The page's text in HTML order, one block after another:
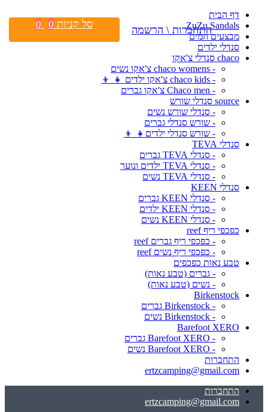
דף הבית
ZuZu Sandals
מבצעים חמים
סנדלי ילדים
chaco סנדלי צ'אקו
- chaco womens צ'אקו נשים
- chaco kids צ'אקו ילדים 👧 👦
- Chaco men צ'אקו גברים
source סנדלי שורש
- סנדלי שורש נשים
- שורש סנדלי גברים
- שורש סנדלי ילדים👧 👦
סנדלי TEVA
- סנדלי TEVA גברים
- סנדלי TEVA ילדים ונוער
- סנדלי TEVA נשים
סנדלי KEEN
- סנדלי KEEN גברים
- סנדלי KEEN ילדים
- סנדלי KEEN נשים
כפכפי ריף reef
- כפכפי ריף גברים reef
- כפכפי ריף נשים reef
טבע נאות כפכפים
- גברים (טבע נאות)
- נשים (טבע נאות)
Birkenstock
- Birkenstock גברים
- Birkenstock נשים
Barefoot XERO
- Barefoot XERO גברים
- Barefoot XERO נשים
התחברות
ertzcamping@gmail.com
התחברות
ertzcamping@gmail.com
התחברות \ הרשמה סל קניות 0
0